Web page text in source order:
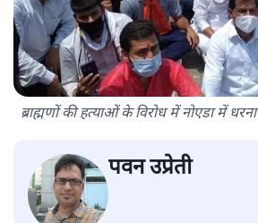
ब्राह्मणों की हत्याओं के विरोध में नोएडा में
पवन उप्रेती